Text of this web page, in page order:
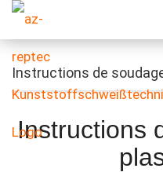
Instructions de
Instructions